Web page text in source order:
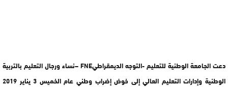
دعت الجامعة الوطنية للتعليم -التوجه الديمقراطيFNE –نساء ورجال التعليم بالتربية
الوطنية وإدارات التعليم العالي إلى خوض إضراب وطني عام الخميس 3 يناير 2019